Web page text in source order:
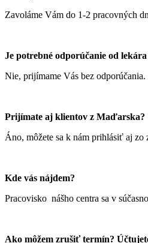
Zavoláme Vám do 1-2 pracovných
Je potrebné odporúčanie od
Nie, prijímame Vás bez odporúčania.
Prijímate aj klientov z Maďarska?
Áno, môžete sa k nám prihlásiť aj zo
Kde vás nájdem?
Pracovisko nášho centra sa v
Ako môžem zrušiť termín?